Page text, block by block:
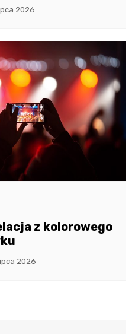
2026
z kolorowego
2026